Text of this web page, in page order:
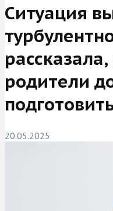
Ситуация
родители
20.05.2025